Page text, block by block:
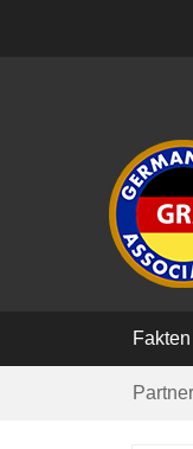
Fakten
Partner